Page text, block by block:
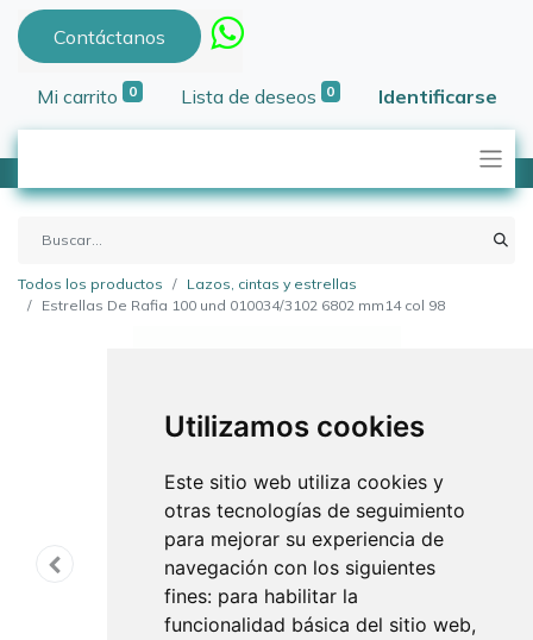
Utilizamos cookies
Este sitio web utiliza cookies y
otras tecnologías de seguimiento
para mejorar su experiencia de
navegación con los siguientes
fines: para habilitar la
funcionalidad básica del sitio web,
Contáctanos
Mi carrito 0 Lista de deseos 0 Identificarse
Todos los productos
Lazos, cintas y estrellas
Estrellas De Rafia 100 und 010034/3102 6802 mm14 col 98